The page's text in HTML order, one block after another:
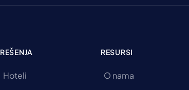
REŠENJA
Hoteli
RESURSI
O nama